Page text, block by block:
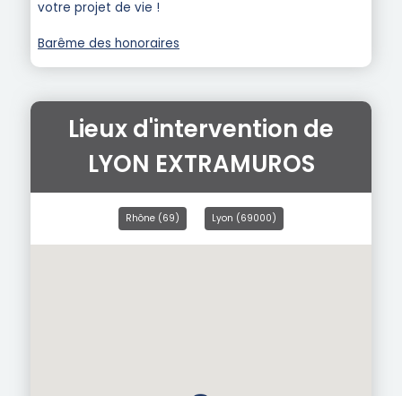
votre projet de vie !
Barême des honoraires
Lieux d'intervention de
LYON EXTRAMUROS
Rhône (69) Lyon (69000)